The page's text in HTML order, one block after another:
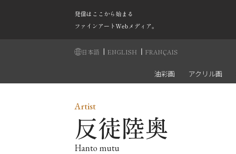
発信はここから始まる
ファインアートWebメディア。
日本語 | ENGLISH | FRANÇAIS
油彩画 アクリル画
Artist
反徒陸奥
Hanto mutu